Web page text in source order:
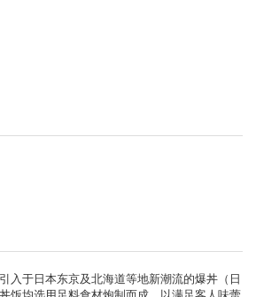
入于日本东京及北海道等地新潮流的爆丼（日